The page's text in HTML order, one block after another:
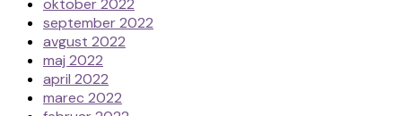
oktober 2022
september 2022
avgust 2022
maj 2022
april 2022
marec 2022